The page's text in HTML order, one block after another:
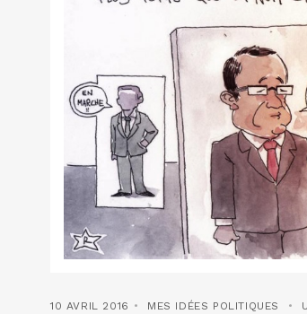
10 AVRIL 2016 MES IDÉES POLITIQUES